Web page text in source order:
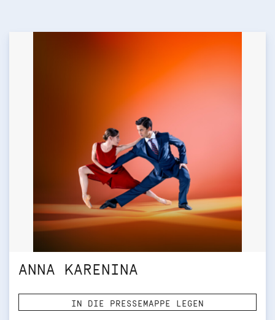
ANNA KARENINA
IN DIE PRESSEMAPPE LEGEN